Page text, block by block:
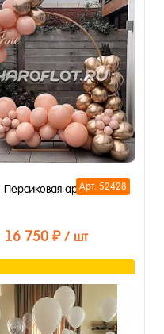
в 1 клик
Арт: 52428
Персиковая арка
16 750 ₽/ шт
В корзину
в 1 клик